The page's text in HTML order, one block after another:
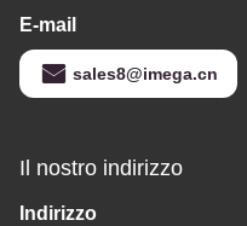
E-mail
sales8@imega.cn
Il nostro indirizzo
Indirizzo